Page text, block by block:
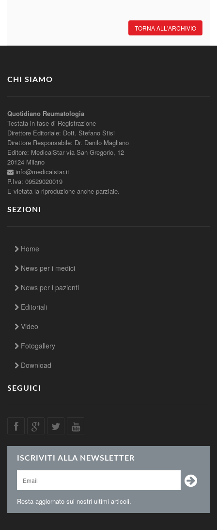
TORNA ALL'ARCHIVIO
CHI SIAMO
Quotidiano Reumatologia
Testata in fase di Registrazione
Direttore Editoriale: Dott. Stefano Stisi
Direttore Responsabile: Dr. Danilo Magliano
Editore: MedicalStar via San Gregorio, 12
20124 Milano
info@medicalstar.it
P.Iva: 09529020019
È vietata la riproduzione anche parziale.
SEZIONI
Home
News per i medici
News per i pazienti
Editoriali
Video
Fotogallery
Download
SEGUICI
ISCRIVITI ALLA NEWSLETTER
Resta aggiornato sui nostri ultimi articoli.